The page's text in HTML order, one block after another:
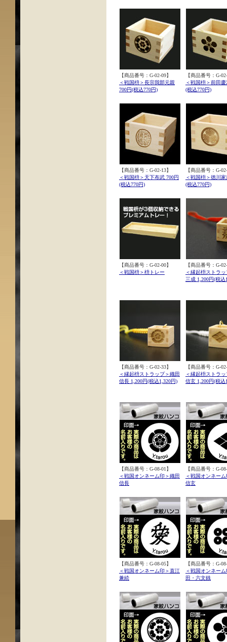
【商品番号：G-02-09】
＜戦国枡＞長宗我部元親
700円(税込770円)
【商品番号：G-
＜戦国枡＞前田慶
(税込770円)
【商品番号：G-02-13】
＜戦国枡＞天下布武 700円
(税込770円)
【商品番号：G-
＜戦国枡＞徳川家
(税込770円)
【商品番号：G-02-00】
＜戦国枡＞枡トレー
【商品番号：G-
＜縁起枡ストラ
三成 1,200円(税込
【商品番号：G-02-33】
＜縁起枡ストラップ＞織田
信長 1,200円(税込1,320円)
【商品番号：G-
＜縁起枡ストラ
信玄 1,200円(税込
【商品番号：G-08-01】
＜戦国オンネーム印＞織田
信長
【商品番号：G-
＜戦国オンネー
信玄
【商品番号：G-08-05】
＜戦国オンネーム印＞直江
兼続
【商品番号：G-
＜戦国オンネー
田・六文銭